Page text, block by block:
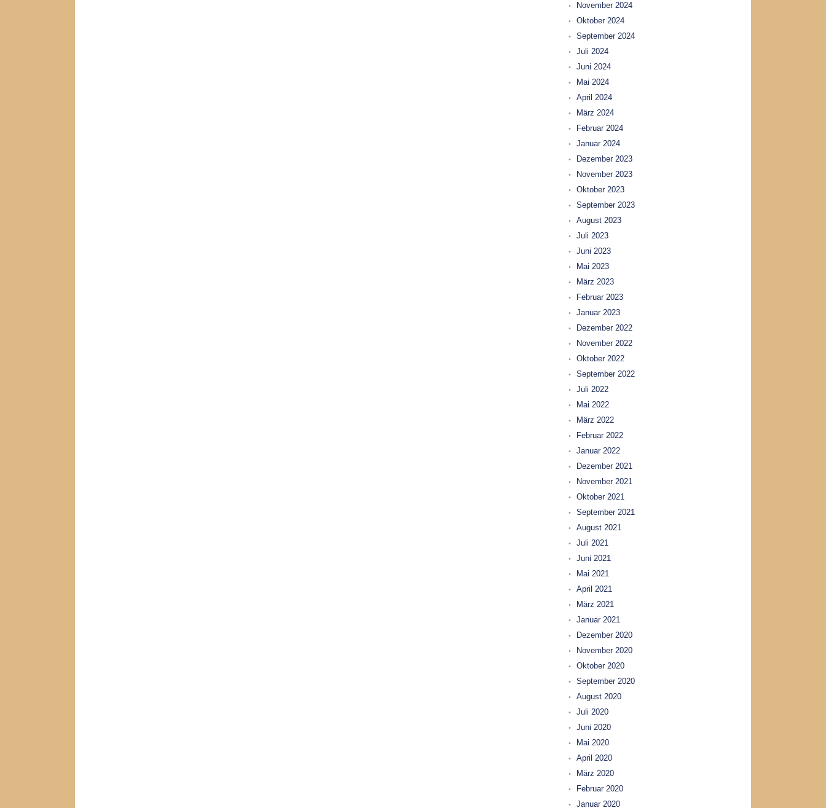
November 2024
Oktober 2024
September 2024
Juli 2024
Juni 2024
Mai 2024
April 2024
März 2024
Februar 2024
Januar 2024
Dezember 2023
November 2023
Oktober 2023
September 2023
August 2023
Juli 2023
Juni 2023
Mai 2023
März 2023
Februar 2023
Januar 2023
Dezember 2022
November 2022
Oktober 2022
September 2022
Juli 2022
Mai 2022
März 2022
Februar 2022
Januar 2022
Dezember 2021
November 2021
Oktober 2021
September 2021
August 2021
Juli 2021
Juni 2021
Mai 2021
April 2021
März 2021
Januar 2021
Dezember 2020
November 2020
Oktober 2020
September 2020
August 2020
Juli 2020
Juni 2020
Mai 2020
April 2020
März 2020
Februar 2020
Januar 2020